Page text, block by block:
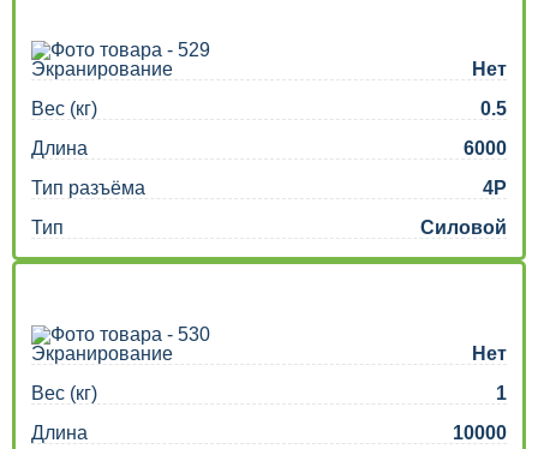
Экранирование
Нет
Вес (кг)
0.5
Длина
6000
Тип разъёма
4P
Тип
Силовой
Экранирование
Нет
Вес (кг)
1
Длина
10000